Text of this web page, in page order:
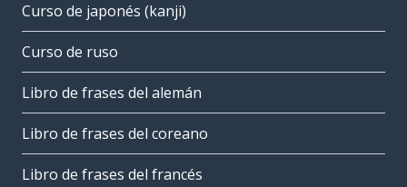
Curso de japonés (kanji)
Curso de ruso
Libro de frases del alemán
Libro de frases del coreano
Libro de frases del francés